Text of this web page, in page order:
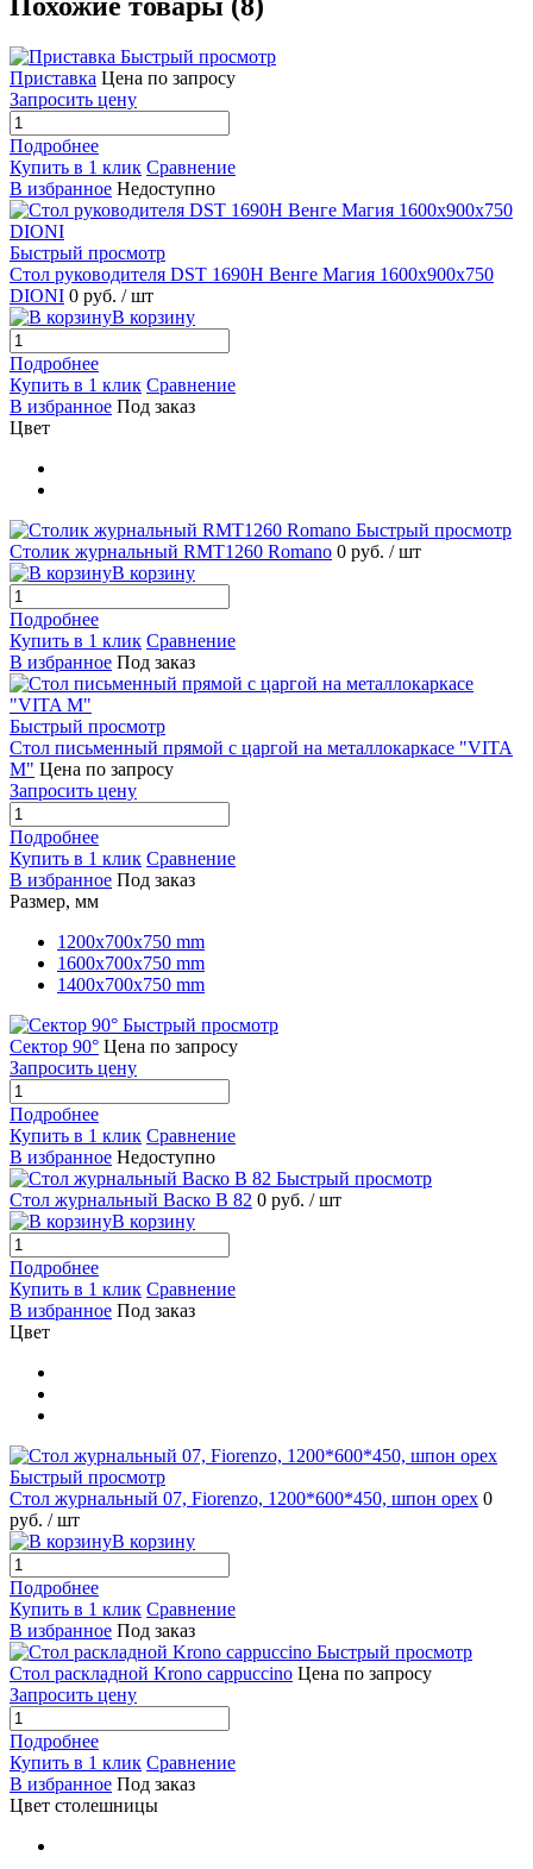
Быстрый просмотр
Приставка Цена по запросу
Запросить цену
Подробнее
Купить в 1 клик Сравнение
В избранное Недоступно
Быстрый просмотр
Стол руководителя DST 1690H Венге Магия 1600х900х750
DIONI 0 руб. / шт
В корзину
Подробнее
Купить в 1 клик Сравнение
В избранное Под заказ
Цвет
Быстрый просмотр
Столик журнальный RMT1260 Romano 0 руб. / шт
В корзину
Подробнее
Купить в 1 клик Сравнение
В избранное Под заказ
Быстрый просмотр
Стол письменный прямой с царгой на металлокаркасе "VITA
M" Цена по запросу
Запросить цену
Подробнее
Купить в 1 клик Сравнение
В избранное Под заказ
Размер, мм
1200x700x750 mm
1600x700x750 mm
1400x700x750 mm
Быстрый просмотр
Сектор 90° Цена по запросу
Запросить цену
Подробнее
Купить в 1 клик Сравнение
В избранное Недоступно
Быстрый просмотр
Стол журнальный Васко В 82 0 руб. / шт
В корзину
Подробнее
Купить в 1 клик Сравнение
В избранное Под заказ
Цвет
Быстрый просмотр
Стол журнальный 07, Fiorenzo, 1200*600*450, шпон орех 0
руб. / шт
В корзину
Подробнее
Купить в 1 клик Сравнение
В избранное Под заказ
Быстрый просмотр
Стол раскладной Krono cappuccino Цена по запросу
Запросить цену
Подробнее
Купить в 1 клик Сравнение
В избранное Под заказ
Цвет столешницы